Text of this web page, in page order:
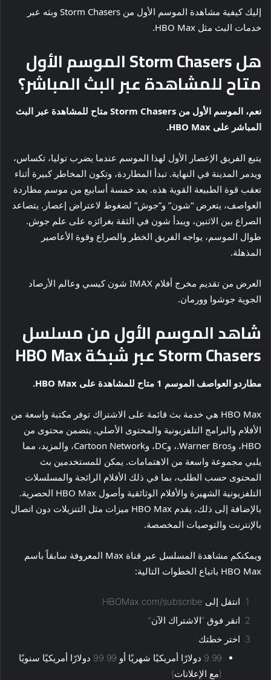
إليك كيفية مشاهدة الموسم الأول من Storm Chasers وبثه عبر
خدمات البث مثل HBO Max.
هل Storm Chasers الموسم الأول
متاح للمشاهدة عبر البث المباشر؟
نعم، الموسم الأول من Storm Chasers متاح للمشاهدة عبر البث
المباشر على HBO Max.
يتبع الفريق الإعصار الأول لهذا الموسم عندما يضرب توليا، تكساس،
ويدمر المدينة في النهاية. تبدأ المطاردة، وتكون المخاطر كبيرة أثناء
تعقب قوة الطبيعة القوية هذه. بعد خمسة أسابيع من موسم مطاردة
العواصف، يتعرض “شون” و”جوش” لضغوط لاعتراض إعصار. يتصاعد
الصراع بين الاثنين، ويبدأ شون في الثقة بغرائزه على علم جوش.
طوال الموسم، يواجه الفريق الخطر والصراع وقوة الأعاصير
المذهلة.
العرض من تقديم مخرج أفلام IMAX شون كيسي وعالم الأرصاد
الجوية جوشوا وورمان.
شاهد الموسم الأول من مسلسل
Storm Chasers عبر شبكة HBO Max
مطاردو العواصف الموسم 1 متاح للمشاهدة على HBO Max.
HBO Max هي خدمة بث قائمة على الاشتراك توفر مكتبة واسعة من
الأفلام والبرامج التلفزيونية والمحتوى الأصلي. يتضمن محتوى من
HBO، وWarner Bros.، وDC، وCartoon Network، والمزيد، مما
يلبي مجموعة واسعة من الاهتمامات. يمكن للمستخدمين بث
المحتوى حسب الطلب، بما في ذلك الأفلام الرائجة والمسلسلات
التلفزيونية الشهيرة والأفلام الوثائقية وأصول HBO Max الحصرية.
بالإضافة إلى ذلك، يقدم HBO Max ميزات مثل التنزيلات دون اتصال
بالإنترنت والتوصيات المخصصة.
ويمكنكم مشاهدة المسلسل عبر قناة Max المعروفة سابقاً باسم
HBO Max باتباع الخطوات التالية:
انتقل إلى HBOMax.com/subscribe
انقر فوق “الاشتراك الآن”
اختر خطتك:
9.99 دولارًا أمريكيًا شهريًا أو 99.99 دولارًا أمريكيًا سنويًا
(مع الإعلانات)